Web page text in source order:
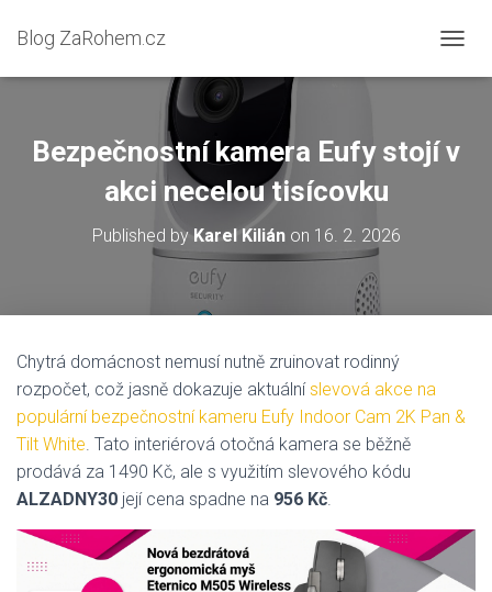
Blog ZaRohem.cz
Ř
O
Bezpečnostní kamera Eufy stojí v
akci necelou tisícovku
Published by Karel Kiliánon 16. 2. 2026
Chytrá domácnost nemusí nutně zruinovat rodinný
rozpočet, což jasně dokazuje aktuálníslevová akce na
populární bezpečnostní kameru Eufy Indoor Cam 2K Pan &
Tilt White. Tato interiérová otočná kamera se běžně
prodává za 1490 Kč, ale s využitím slevového kódu
ALZADNY30 její cena spadne na 956 Kč.